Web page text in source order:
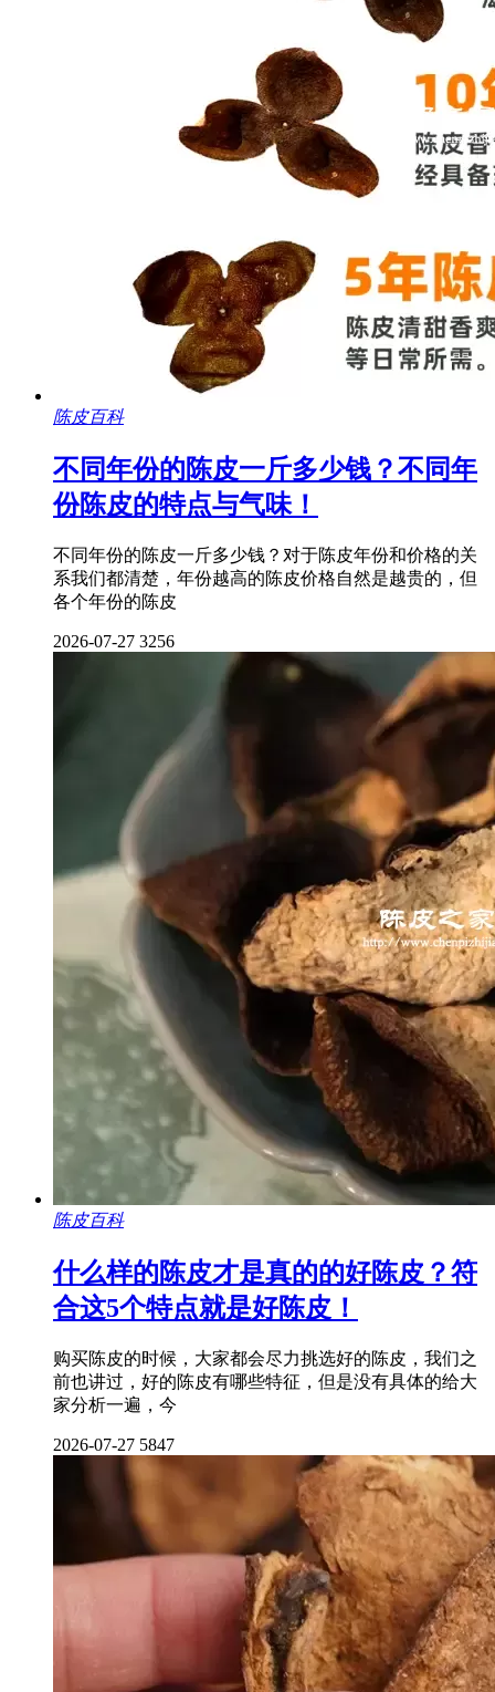
陈皮百科
不同年份的陈皮一斤多少钱？不同年
份陈皮的特点与气味！
不同年份的陈皮一斤多少钱？对于陈皮年份和价格的关
系我们都清楚，年份越高的陈皮价格自然是越贵的，但
各个年份的陈皮
2026-07-27 3256
陈皮百科
什么样的陈皮才是真的的好陈皮？符
合这5个特点就是好陈皮！
购买陈皮的时候，大家都会尽力挑选好的陈皮，我们之
前也讲过，好的陈皮有哪些特征，但是没有具体的给大
家分析一遍，今
2026-07-27 5847